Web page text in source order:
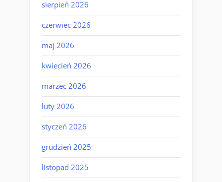
sierpień 2026
czerwiec 2026
maj 2026
kwiecień 2026
marzec 2026
luty 2026
styczeń 2026
grudzień 2025
listopad 2025